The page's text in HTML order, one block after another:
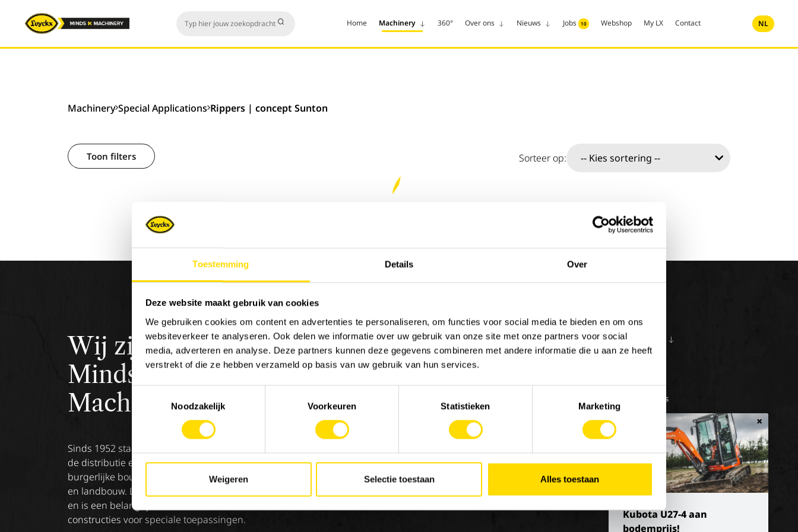
Toestemming Details Over
Deze website maakt gebruik van cookies
We gebruiken cookies om content en advertenties te personaliseren, om functies voor social media te bieden en om ons
websiteverkeer te analyseren. Ook delen we informatie over uw gebruik van onze site met onze partners voor social
media, adverteren en analyse. Deze partners kunnen deze gegevens combineren met andere informatie die u aan ze heeft
verstrekt of die ze hebben verzameld op basis van uw gebruik van hun services.
Noodzakelijk
Voorkeuren Statistieken Marketing
Weigeren Selectie toestaan Alles toestaan
Home Machinery 360° Over ons Nieuws Jobs 10 Webshop My LX Contact NL
Machinery Special Applications Rippers | concept Sunton
Toon filters Sorteer op:
×
Kubota U27-4 aan
bodemprijs!
Wij zijnLuyckx,
Minds &
Machinery.
Sinds 1952 staat Luyckx bekend als specialist in
de distributie en service van machines voor de
burgerlijke bouwkunde, goederenbehandeling
en landbouw. Luyckx verdeelt enkel topmerken
en is een belangrijke referentie in de sector van
constructies voor speciale toepassingen.
MACHINERY
Onze merken
LX Used Equipment
Verhuurpartners
JOBS 10 OVER ONS
Geschiedenis